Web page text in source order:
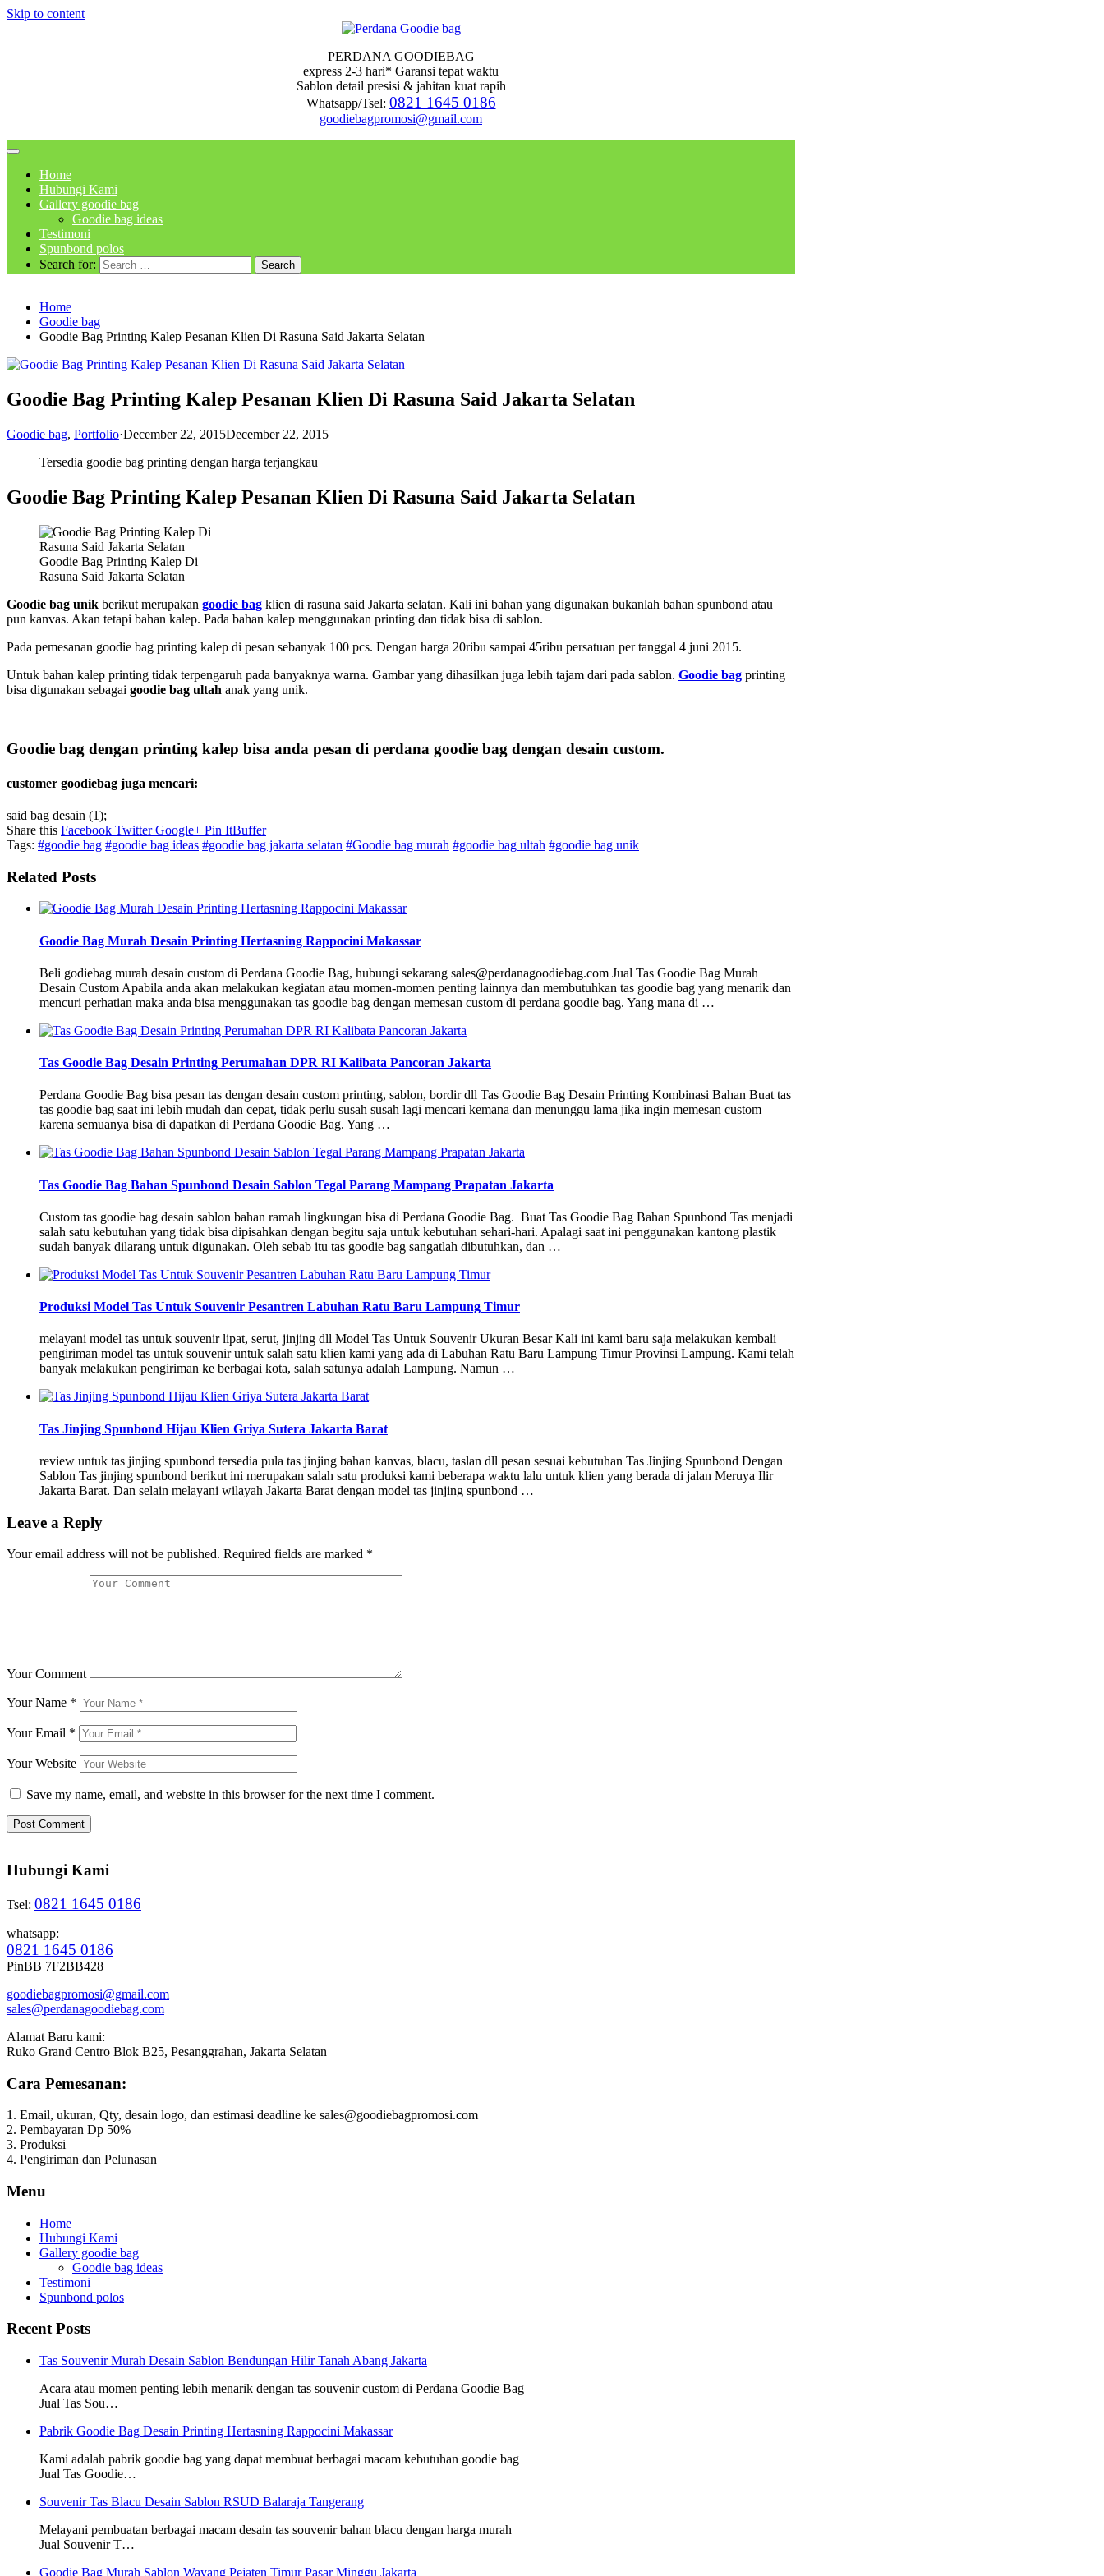
Skip to content
PERDANA GOODIEBAG
express 2-3 hari* Garansi tepat waktu
Sablon detail presisi & jahitan kuat rapih
Whatsapp/Tsel: 0821 1645 0186
goodiebagpromosi@gmail.com
Home
Hubungi Kami
Gallery goodie bag
Goodie bag ideas
Testimoni
Spunbond polos
Search for:
Home
Goodie bag
Goodie Bag Printing Kalep Pesanan Klien Di Rasuna Said Jakarta Selatan
Goodie Bag Printing Kalep Pesanan Klien Di Rasuna Said Jakarta Selatan
Goodie bag, Portfolio·December 22, 2015December 22, 2015
Tersedia goodie bag printing dengan harga terjangkau
Goodie Bag Printing Kalep Pesanan Klien Di Rasuna Said Jakarta Selatan
Goodie Bag Printing Kalep Di
Rasuna Said Jakarta Selatan
Goodie bag unik berikut merupakan goodie bag klien di rasuna said Jakarta selatan. Kali ini bahan yang digunakan bukanlah bahan spunbond atau
pun kanvas. Akan tetapi bahan kalep. Pada bahan kalep menggunakan printing dan tidak bisa di sablon.
Pada pemesanan goodie bag printing kalep di pesan sebanyak 100 pcs. Dengan harga 20ribu sampai 45ribu persatuan per tanggal 4 juni 2015.
Untuk bahan kalep printing tidak terpengaruh pada banyaknya warna. Gambar yang dihasilkan juga lebih tajam dari pada sablon. Goodie bag printing
bisa digunakan sebagai goodie bag ultah anak yang unik.
Goodie bag dengan printing kalep bisa anda pesan di perdana goodie bag dengan desain custom.
customer goodiebag juga mencari:
said bag desain (1);
Share this Facebook TwitterGoogle+ Pin ItBuffer
Tags: #goodie bag #goodie bag ideas #goodie bag jakarta selatan #Goodie bag murah #goodie bag ultah #goodie bag unik
Related Posts
Goodie Bag Murah Desain Printing Hertasning Rappocini Makassar
Beli godiebag murah desain custom di Perdana Goodie Bag, hubungi sekarang sales@perdanagoodiebag.com Jual Tas Goodie Bag Murah
Desain Custom Apabila anda akan melakukan kegiatan atau momen-momen penting lainnya dan membutuhkan tas goodie bag yang menarik dan
mencuri perhatian maka anda bisa menggunakan tas goodie bag dengan memesan custom di perdana goodie bag. Yang mana di …
Tas Goodie Bag Desain Printing Perumahan DPR RI Kalibata Pancoran Jakarta
Perdana Goodie Bag bisa pesan tas dengan desain custom printing, sablon, bordir dll Tas Goodie Bag Desain Printing Kombinasi Bahan Buat tas
tas goodie bag saat ini lebih mudah dan cepat, tidak perlu susah susah lagi mencari kemana dan menunggu lama jika ingin memesan custom
karena semuanya bisa di dapatkan di Perdana Goodie Bag. Yang …
Tas Goodie Bag Bahan Spunbond Desain Sablon Tegal Parang Mampang Prapatan Jakarta
Custom tas goodie bag desain sablon bahan ramah lingkungan bisa di Perdana Goodie Bag. Buat Tas Goodie Bag Bahan Spunbond Tas menjadi
salah satu kebutuhan yang tidak bisa dipisahkan dengan begitu saja untuk kebutuhan sehari-hari. Apalagi saat ini penggunakan kantong plastik
sudah banyak dilarang untuk digunakan. Oleh sebab itu tas goodie bag sangatlah dibutuhkan, dan …
Produksi Model Tas Untuk Souvenir Pesantren Labuhan Ratu Baru Lampung Timur
melayani model tas untuk souvenir lipat, serut, jinjing dll Model Tas Untuk Souvenir Ukuran Besar Kali ini kami baru saja melakukan kembali
pengiriman model tas untuk souvenir untuk salah satu klien kami yang ada di Labuhan Ratu Baru Lampung Timur Provinsi Lampung. Kami telah
banyak melakukan pengiriman ke berbagai kota, salah satunya adalah Lampung. Namun …
Tas Jinjing Spunbond Hijau Klien Griya Sutera Jakarta Barat
review untuk tas jinjing spunbond tersedia pula tas jinjing bahan kanvas, blacu, taslan dll pesan sesuai kebutuhan Tas Jinjing Spunbond Dengan
Sablon Tas jinjing spunbond berikut ini merupakan salah satu produksi kami beberapa waktu lalu untuk klien yang berada di jalan Meruya Ilir
Jakarta Barat. Dan selain melayani wilayah Jakarta Barat dengan model tas jinjing spunbond …
Leave a Reply
Your email address will not be published. Required fields are marked *
Your Comment
Your Name *
Your Email *
Your Website
Save my name, email, and website in this browser for the next time I comment.
Hubungi Kami
Tsel: 0821 1645 0186
whatsapp:
0821 1645 0186
PinBB 7F2BB428
goodiebagpromosi@gmail.com
sales@perdanagoodiebag.com
Alamat Baru kami:
Ruko Grand Centro Blok B25, Pesanggrahan, Jakarta Selatan
Cara Pemesanan:
1. Email, ukuran, Qty, desain logo, dan estimasi deadline ke sales@goodiebagpromosi.com
2. Pembayaran Dp 50%
3. Produksi
4. Pengiriman dan Pelunasan
Menu
Home
Hubungi Kami
Gallery goodie bag
Goodie bag ideas
Testimoni
Spunbond polos
Recent Posts
Tas Souvenir Murah Desain Sablon Bendungan Hilir Tanah Abang Jakarta
Acara atau momen penting lebih menarik dengan tas souvenir custom di Perdana Goodie Bag
Jual Tas Sou…
Pabrik Goodie Bag Desain Printing Hertasning Rappocini Makassar
Kami adalah pabrik goodie bag yang dapat membuat berbagai macam kebutuhan goodie bag
Jual Tas Goodie…
Souvenir Tas Blacu Desain Sablon RSUD Balaraja Tangerang
Melayani pembuatan berbagai macam desain tas souvenir bahan blacu dengan harga murah
Jual Souvenir T…
Goodie Bag Murah Sablon Wayang Pejaten Timur Pasar Minggu Jakarta